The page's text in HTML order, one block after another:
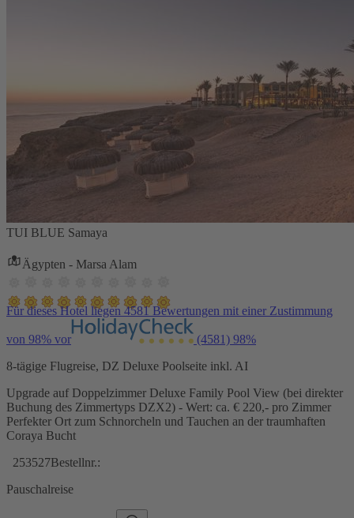
TUI BLUE Samaya
Ägypten - Marsa Alam
Für dieses Hotel liegen 4581 Bewertungen mit einer Zustimmung
von 98% vor (4581) 98%
8-tägige Flugreise, DZ Deluxe Poolseite inkl. AI
Upgrade auf Doppelzimmer Deluxe Family Pool View (bei direkter
Buchung des Zimmertyps DZX2) - Wert: ca. € 220,- pro Zimmer
Perfekter Ort zum Schnorcheln und Tauchen an der traumhaften
Coraya Bucht
253527Bestellnr.:
Pauschalreise